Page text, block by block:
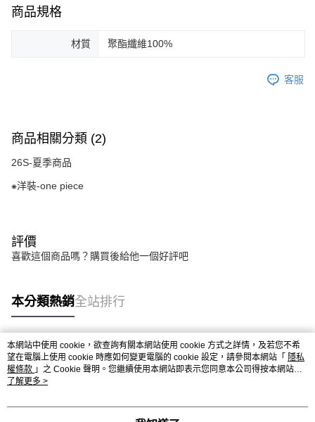
商品規格
材質 聚酯纖維100%
客服
商品相關分類 (2)
26S-夏季商品
⁕洋裝-one piece
評價
喜歡這個商品嗎？購買後給他一個好評吧
本分類熱銷全站排行
熱門標籤
本網站中使用 cookie，欲查詢有關本網站使用 cookie 方式之詳情，及若您不希
望在電腦上使用 cookie 時應如何變更電腦的 cookie 設定，請參閱本網站「 隱私
權條款 」之 Cookie 聲明。您繼續使用本網站即表示您同意本公司得按本網站使
用條款之 Cookie 聲明使用 cookie。
了解更多 >